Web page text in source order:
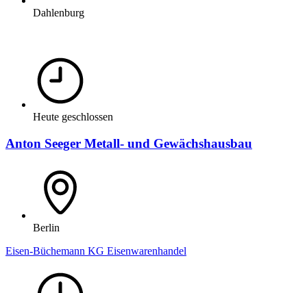
Dahlenburg
Heute geschlossen
Anton Seeger Metall- und Gewächshausbau
Berlin
Eisen-Büchemann KG Eisenwarenhandel